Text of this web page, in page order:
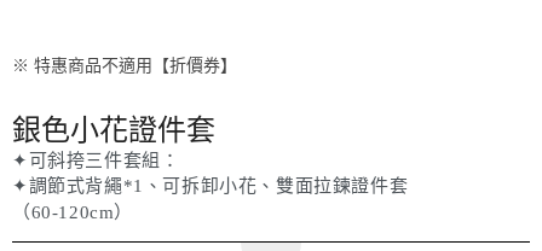
※ 特惠商品不適用【折價券】
銀色小花證件套
✦可斜挎三件套組：
✦調節式背繩*1、可拆卸小花、雙面拉鍊證件套
（60-120cm）